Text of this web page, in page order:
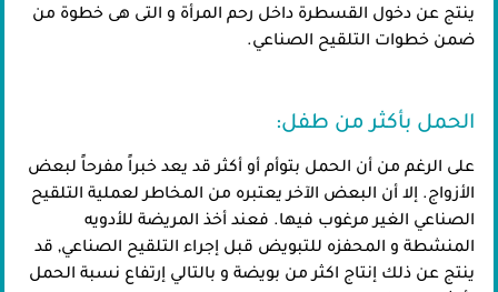
ينتج عن دخول القسطرة داخل رحم المرأة و التى هى خطوة من
ضمن خطوات التلقيح الصناعي.
الحمل بأكثر من طفل:
على الرغم من أن الحمل بتوأم أو أكثر قد يعد خبراً مفرحاً لبعض
الأزواج. إلا أن البعض الآخر يعتبره من المخاطر لعملية التلقيح
الصناعي الغير مرغوب فيها. فعند أخذ المريضة للأدويه
المنشطة و المحفزه للتبويض قبل إجراء التلقيح الصناعي, قد
ينتج عن ذلك إنتاج اكثر من بويضة و بالتالي إرتفاع نسبة الحمل